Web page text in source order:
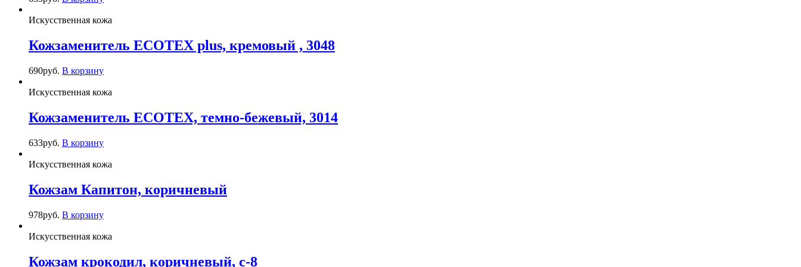
Искусственная кожа
Кожзаменитель ECOTEX plus, кремовый , 3048
690руб. В корзину
Искусственная кожа
Кожзаменитель ECOTEX, темно-бежевый, 3014
633руб. В корзину
Искусственная кожа
Кожзам Капитон, коричневый
978руб. В корзину
Искусственная кожа
Кожзам крокодил, коричневый, c-8